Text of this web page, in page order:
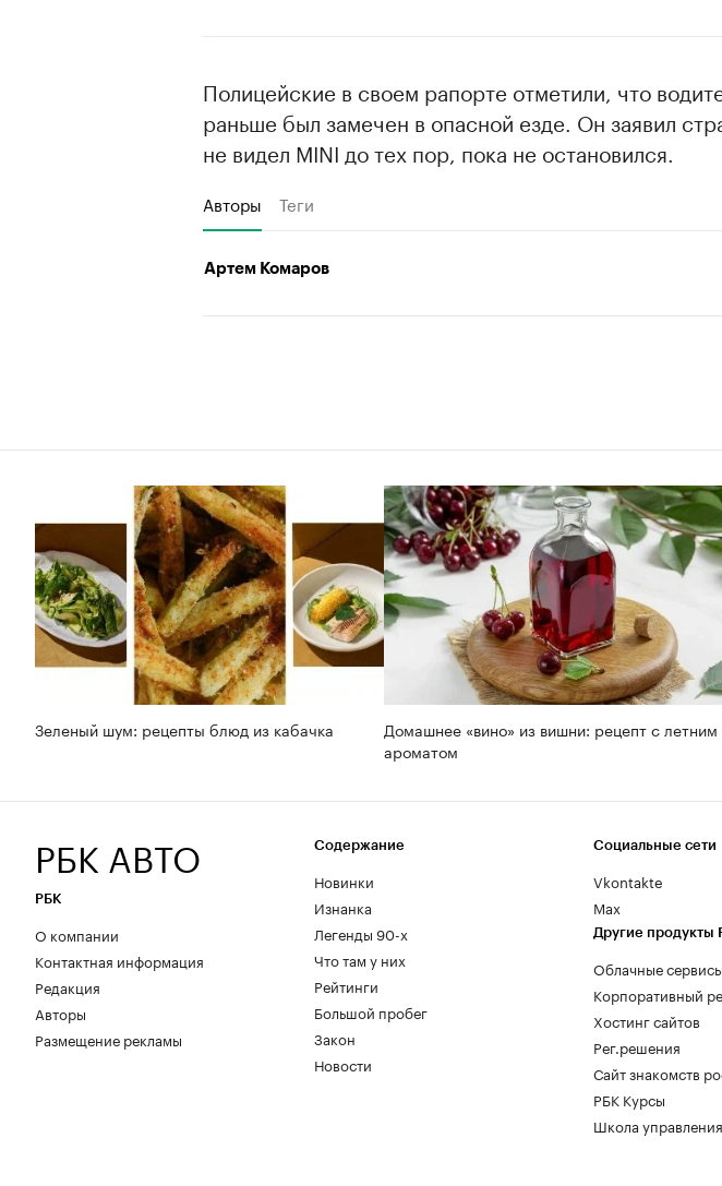
Полицейские в своем рапорте отметили, что
раньше был замечен в опасной езде. Он заявил
не видел MINI до тех пор, пока не остановился.
Авторы Теги
Артем Комаров
Зеленый шум: рецепты блюд из кабачка
Домашнее «вино» из вишни: рецепт с летним
ароматом
РБК АВТО
РБК
О компании
Контактная информация
Редакция
Авторы
Размещение рекламы
Содержание
Новинки
Изнанка
Легенды 90-х
Что там у них
Рейтинги
Большой пробег
Закон
Новости
Социальные сети
Vkontakte
Max
Другие продукты
Облачные
Корпоративный
Хостинг сайтов
Рег.решения
Сайт знакомств
РБК Курсы
Школа